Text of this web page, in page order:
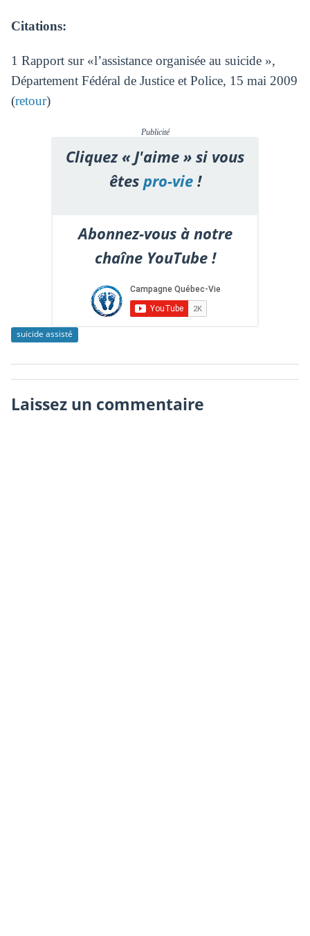
Citations:
1 Rapport sur «l’assistance organisée au suicide »,
Département Fédéral de Justice et Police, 15 mai 2009
(retour)
Publicité
Cliquez « J'aime » si vous
êtespro-vie!
Abonnez-vous à notre
chaîne YouTube !
suicide assisté
Laissez un commentaire